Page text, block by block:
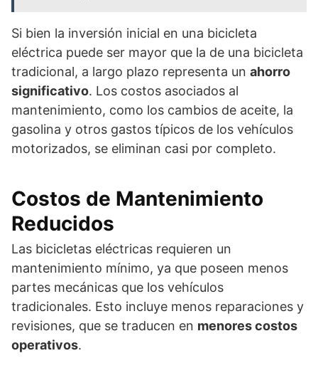
Si bien la inversión inicial en una bicicleta
eléctrica puede ser mayor que la de una bicicleta
tradicional, a largo plazo representa un ahorro
significativo. Los costos asociados al
mantenimiento, como los cambios de aceite, la
gasolina y otros gastos típicos de los vehículos
motorizados, se eliminan casi por completo.
Costos de Mantenimiento
Reducidos
Las bicicletas eléctricas requieren un
mantenimiento mínimo, ya que poseen menos
partes mecánicas que los vehículos
tradicionales. Esto incluye menos reparaciones y
revisiones, que se traducen en menores costos
operativos.